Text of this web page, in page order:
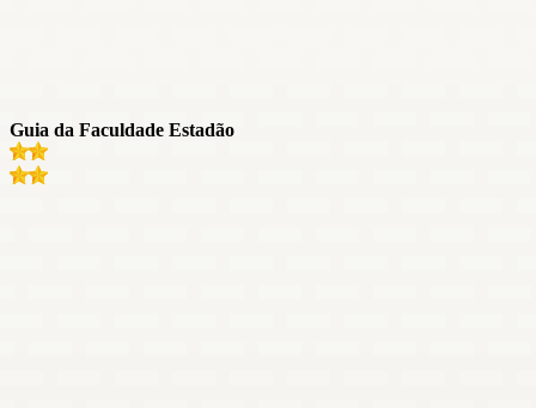
Guia da Faculdade Estadão